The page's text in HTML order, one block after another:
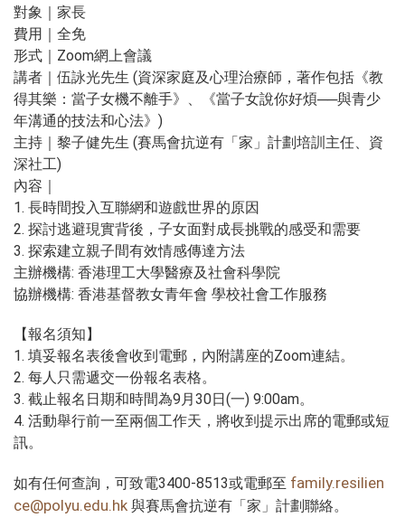
對象｜家長
費用｜全免
形式｜Zoom網上會議
講者｜伍詠光先生 (資深家庭及心理治療師，著作包括《教
得其樂：當子女機不離手》、《當子女說你好煩──與青少
年溝通的技法和心法》)
主持｜黎子健先生 (賽馬會抗逆有「家」計劃培訓主任、資
深社工)
內容｜
1. 長時間投入互聯網和遊戲世界的原因
2. 探討逃避現實背後，子女面對成長挑戰的感受和需要
3. 探索建立親子間有效情感傳達方法
主辦機構: 香港理工大學醫療及社會科學院
協辦機構: 香港基督教女青年會 學校社會工作服務
【報名須知】
1. 填妥報名表後會收到電郵，內附講座的Zoom連結。
2. 每人只需遞交一份報名表格。
3. 截止報名日期和時間為9月30日(一) 9:00am。
4. 活動舉行前一至兩個工作天，將收到提示出席的電郵或短
訊。
如有任何查詢，可致電3400-8513或電郵至 family.resilien
ce@polyu.edu.hk 與賽馬會抗逆有「家」計劃聯絡。